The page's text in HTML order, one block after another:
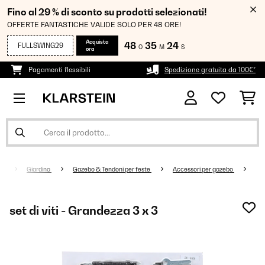
Fino al 29 % di sconto su prodotti selezionati!
OFFERTE FANTASTICHE VALIDE SOLO PER 48 ORE!
FULLSWING29
Acquista
ora
48 O 35 M 24 S
Pagamenti flessibili Spedizione gratuita da 100€*
Giardino Gazebo & Tendoni per feste Accessori per gazebo
set di viti - Grandezza 3 x 3